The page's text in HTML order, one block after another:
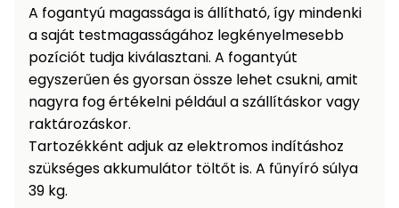
A fogantyú magassága is állítható, így mindenki
a saját testmagasságához legkényelmesebb
pozíciót tudja kiválasztani. A fogantyút
egyszerűen és gyorsan össze lehet csukni, amit
nagyra fog értékelni például a szállításkor vagy
raktározáskor.
Tartozékként adjuk az elektromos indításhoz
szükséges akkumulátor töltőt is. A fűnyíró súlya
39 kg.